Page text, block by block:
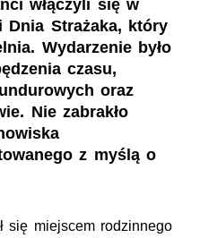
włączyli się w
Strażaka, który
Wydarzenie było
czasu,
oraz
Nie zabrakło
z myślą o
się miejscem rodzinnego